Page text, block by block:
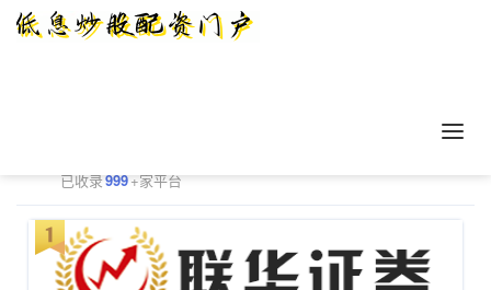
已收录999+家平台